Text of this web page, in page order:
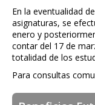
En la eventualidad
asignaturas, se
enero y
contar del 17 de
totalidad de los
Para consultas